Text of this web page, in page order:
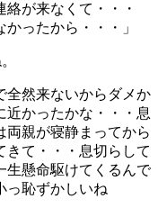
絡が来なくて・・・
ったから・・・」
全然来ないからダメか
近かったかな・・・息
両親が寝静まってから
きて・・・息切らして
生懸命駆けてくるんで
っ恥ずかしいね